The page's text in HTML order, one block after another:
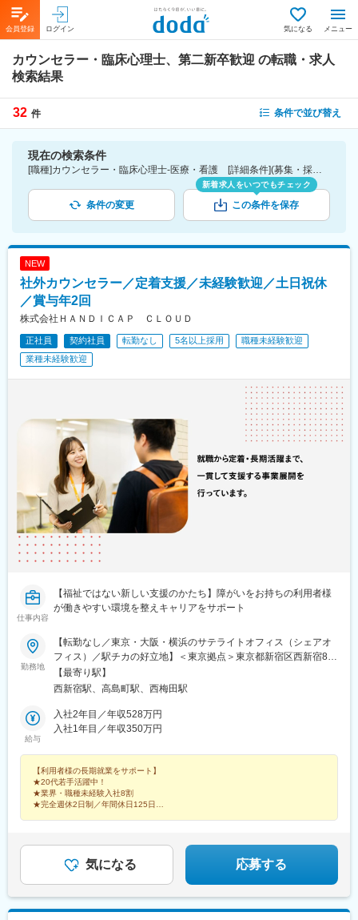
会員登録 ログイン 気になる メニュー
カウンセラー・臨床心理士、第二新卒歓迎 の転職・求人
検索結果
32 件 条件で並び替え
現在の検索条件
[職種]カウンセラー・臨床心理士-医療・看護 [詳細条件](募集・採用情報)第二新卒歓迎
条件の変更
新着求人をいつでもチェック
この条件を保存
NEW
社外カウンセラー／定着支援／未経験歓迎／土日祝休
／賞与年2回
株式会社ＨＡＮＤＩＣＡＰ ＣＬＯＵＤ
正社員 契約社員 転勤なし 5名以上採用
職種未経験歓迎
業種未経験歓迎
仕事内容
【福祉ではない新しい支援のかたち】障がいをお持ちの利用者様
が働きやすい環境を整えキャリアをサポート
勤務地
【転勤なし／東京・大阪・横浜のサテライトオフィス（シェアオ
フィス）／駅チカの好立地】＜東京拠点＞東京都新宿区西新宿8-
14-24 西新宿KFビル 4階▼アクセス東京メトロ丸ノ内線「西新宿
駅」より徒歩3分都営大江戸線「都庁前駅」より徒歩9分東京メト
区梅田三丁目4番5号 毎日インテシオビル11階▼アクセスJR「大
阪駅」桜橋口より徒歩7分（地下通路直結）大阪メトロ四つ橋線
＜横浜拠点＞神奈川県横浜市西区花咲町7丁目150 ウエインズ&
イッセイ横浜ビル6階▼アクセスJR「横浜駅」より徒歩12分ブル
ーライン 「高島町駅」より徒歩4分京急本線「戸部駅」より徒歩
8分
【最寄り駅】
西新宿駅、高島町駅、西梅田駅
給与
入社2年目／年収528万円
入社1年目／年収350万円
【利用者様の長期就業をサポート】
★20代若手活躍中！
★業界・職種未経験入社8割
★完全週休2日制／年間休日125日
気になる 応募する